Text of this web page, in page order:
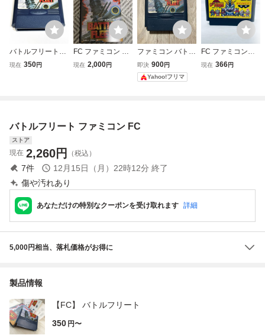
バトルフリート
【動作確認済】８
現在 350円
FC ファミコン ナ
ムコ バトルフリー
りません）
現在 2,000円
ファミコン バトル
フリート
即決 900円
Yahoo!フリマ
FC ファミコンソ
フト SDバトル大
現在 366円
バトルフリート ファミコン FC
ストア
現在 2,260円 （税込）
7件 12月15日（月）22時12分 終了
傷や汚れあり
あなただけの特別なクーポンを受け取れます 詳細
5,000円相当、落札価格がお得に
製品情報
【FC】 バトルフリート
350 円〜